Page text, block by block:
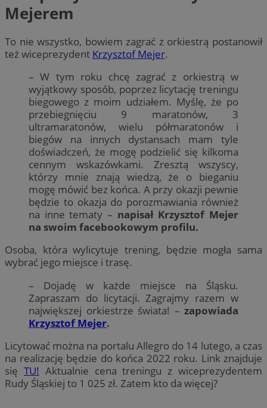
Mejerem
To nie wszystko, bowiem zagrać z orkiestrą postanowił
też wiceprezydent Krzysztof Mejer.
– W tym roku chcę zagrać z orkiestrą w
wyjątkowy sposób, poprzez licytację treningu
biegowego z moim udziałem. Myślę, że po
przebiegnięciu 9 maratonów, 3
ultramaratonów, wielu półmaratonów i
biegów na innych dystansach mam tyle
doświadczeń, że mogę podzielić się kilkoma
cennym wskazówkami. Zresztą wszyscy,
którzy mnie znają wiedzą, że o bieganiu
mogę mówić bez końca. A przy okazji pewnie
będzie to okazja do porozmawiania również
na inne tematy – napisał Krzysztof Mejer
na swoim facebookowym profilu.
Osoba, która wylicytuje trening, będzie mogła sama
wybrać jego miejsce i trasę.
– Dojadę w każde miejsce na Śląsku.
Zapraszam do licytacji. Zagrajmy razem w
największej orkiestrze świata! – zapowiada
Krzysztof Mejer.
Licytować można na portalu Allegro do 14 lutego, a czas
na realizację będzie do końca 2022 roku. Link znajduje
się TU! Aktualnie cena treningu z wiceprezydentem
Rudy Śląskiej to 1 025 zł. Zatem kto da więcej?